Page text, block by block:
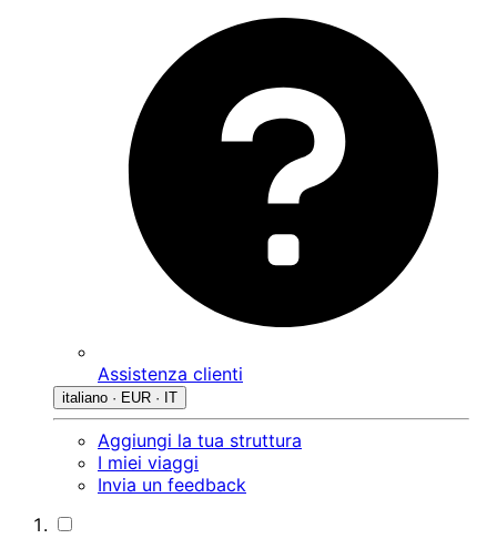
Assistenza clienti
italiano · EUR · IT
Aggiungi la tua struttura
I miei viaggi
Invia un feedback